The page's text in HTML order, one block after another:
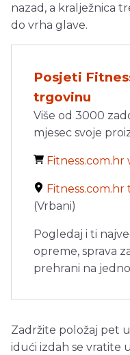
nazad, a kralježnica
do vrha glave.
Posjeti
trgovinu
Više od 3000
mjesec svoje
(Vrbani)
Pogledaj i ti
opreme, sprava
prehrani na
Zadržite položaj pet
idući izdah se vratite